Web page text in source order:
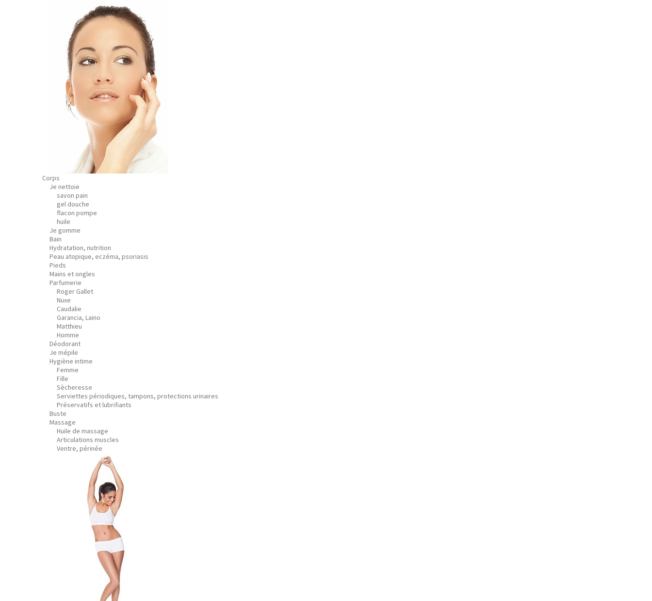
Corps
Je nettoie
savon pain
gel douche
flacon pompe
huile
Je gomme
Bain
Hydratation, nutrition
Peau atopique, eczéma, psoriasis
Pieds
Mains et ongles
Parfumerie
Roger Gallet
Nuxe
Caudalie
Garancia, Laino
Matthieu
Homme
Déodorant
Je mépile
Hygiène intime
Femme
Fille
Sècheresse
Serviettes périodiques, tampons, protections urinaires
Préservatifs et lubrifiants
Buste
Massage
Huile de massage
Articulations muscles
Ventre, périnée